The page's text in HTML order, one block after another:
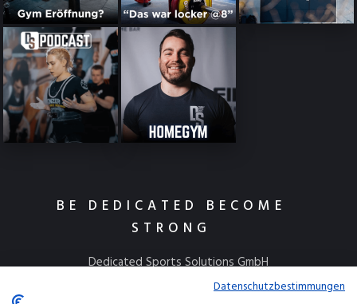
BE DEDICATED BECOME
STRONG
Dedicated Sports Solutions GmbH
Kulmbacher Straße 115
95445 BayreuthDatenschutzbestimmungen